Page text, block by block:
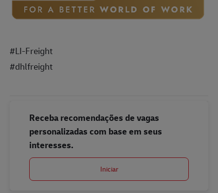
#LI-Freight
#dhlfreight
Receba recomendações de vagas
personalizadas com base em seus
interesses.
Iniciar